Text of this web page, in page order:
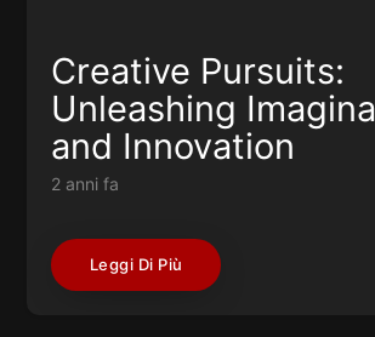
Creative Pursuits:
Unleashing
and Innovation
2 anni fa
Leggi Di Più